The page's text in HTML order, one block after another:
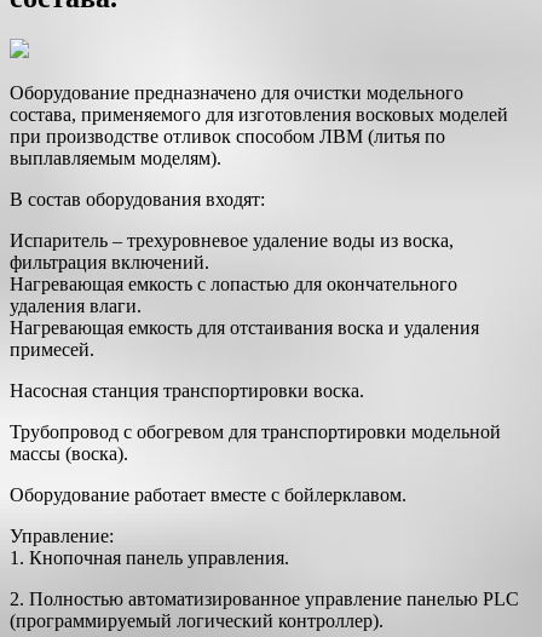
Оборудование предназначено для очистки модельного
состава, применяемого для изготовления восковых моделей
при производстве отливок способом ЛВМ (литья по
выплавляемым моделям).
В состав оборудования входят:
Испаритель – трехуровневое удаление воды из воска,
фильтрация включений.
Нагревающая емкость с лопастью для окончательного
удаления влаги.
Нагревающая емкость для отстаивания воска и удаления
примесей.
Насосная станция транспортировки воска.
Трубопровод с обогревом для транспортировки модельной
массы (воска).
Оборудование работает вместе с бойлерклавом.
Управление:
1. Кнопочная панель управления.
2. Полностью автоматизированное управление панелью PLC
(программируемый логический контроллер).